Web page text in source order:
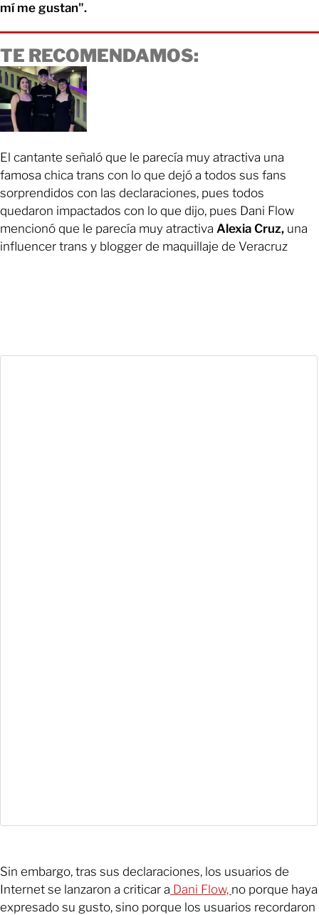
mí me gustan".
TE RECOMENDAMOS:
El cantante señaló que le parecía muy atractiva una
famosa chica trans con lo que dejó a todos sus fans
sorprendidos con las declaraciones, pues todos
quedaron impactados con lo que dijo, pues Dani Flow
mencionó que le parecía muy atractiva Alexia Cruz, una
influencer trans y blogger de maquillaje de Veracruz
Sin embargo, tras sus declaraciones, los usuarios de
Internet se lanzaron a criticar a Dani Flow, no porque haya
expresado su gusto, sino porque los usuarios recordaron